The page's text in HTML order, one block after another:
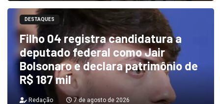
DESTAQUES
Filho 04 registra candidatura a
deputado federal como Jair
Bolsonaro e declara patrimônio de
R$ 187 mil
Redação 7 de agosto de 2026